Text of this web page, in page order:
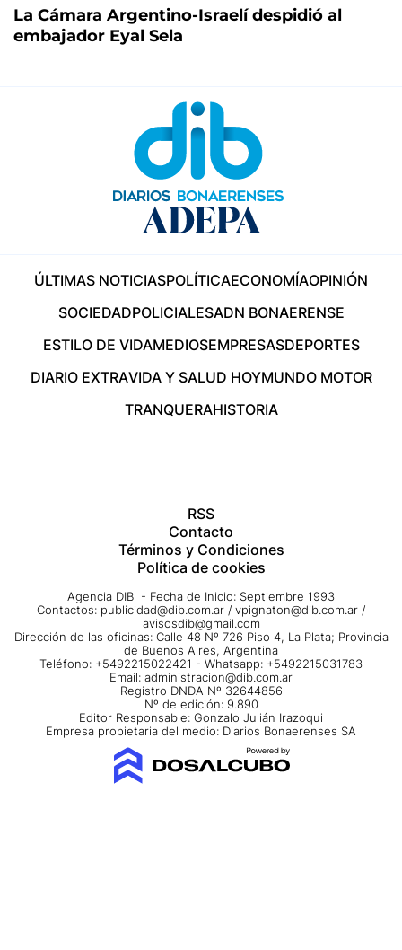
La Cámara Argentino-Israelí despidió al
embajador Eyal Sela
ÚLTIMAS NOTICIASPOLÍTICAECONOMÍAOPINIÓN
SOCIEDADPOLICIALESADN BONAERENSE
ESTILO DE VIDAMEDIOSEMPRESASDEPORTES
DIARIO EXTRAVIDA Y SALUD HOYMUNDO MOTOR
TRANQUERAHISTORIA
RSS
Contacto
Términos y Condiciones
Política de cookies
Agencia DIB - Fecha de Inicio: Septiembre 1993
Contactos: publicidad@dib.com.ar / vpignaton@dib.com.ar /
avisosdib@gmail.com
Dirección de las oficinas: Calle 48 Nº 726 Piso 4, La Plata; Provincia
de Buenos Aires, Argentina
Teléfono: +5492215022421 - Whatsapp: +5492215031783
Email: administracion@dib.com.ar
Registro DNDA Nº 32644856
Nº de edición: 9.890
Editor Responsable: Gonzalo Julián Irazoqui
Empresa propietaria del medio: Diarios Bonaerenses SA